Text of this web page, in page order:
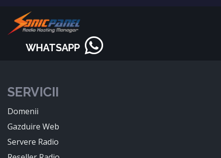
WHATSAPP
SERVICII
Domenii
Gazduire Web
Servere Radio